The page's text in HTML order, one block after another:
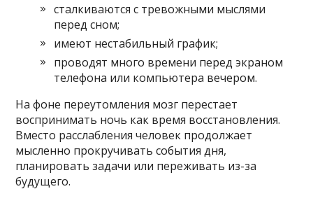
сталкиваются с тревожными мыслями
перед сном;
имеют нестабильный график;
проводят много времени перед экраном
телефона или компьютера вечером.
На фоне переутомления мозг перестает
воспринимать ночь как время восстановления.
Вместо расслабления человек продолжает
мысленно прокручивать события дня,
планировать задачи или переживать из-за
будущего.